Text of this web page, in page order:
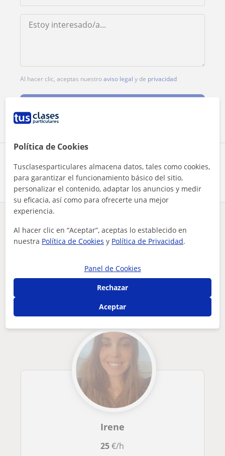
Comparte a este profesor
Al hacer clic, aceptas nuestroaviso legal y de privacidad
Otros profesores de Natación en Palma
de Mallorca que pueden interesarte
Irene
25€/h
Política de Cookies
Tusclasesparticulares almacena datos, tales como cookies,
para garantizar el funcionamiento básico del sitio,
personalizar el contenido, adaptar los anuncios y medir
su eficacia, así como para ofrecerte una mejor
experiencia.
Al hacer clic en “Aceptar”, aceptas lo establecido en
nuestra Política de Cookies y Política de Privacidad.
Panel de Cookies
Rechazar
Aceptar